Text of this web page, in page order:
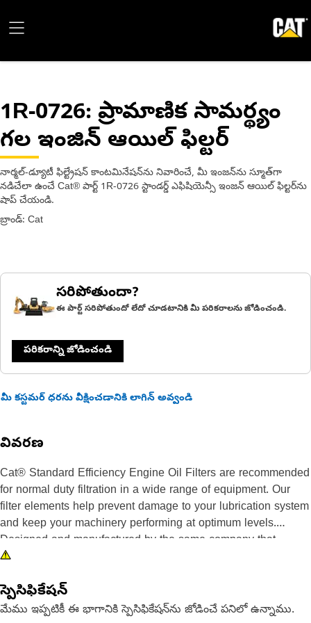
1R-0726: ప్రామాణిక సామర్థ్యం
గల ఇంజిన్ ఆయిల్ ఫిల్టర్
నార్మల్-డ్యూటీ ఫిల్ట్రేషన్ కాంటమినేషన్‌ను నివారించే, మీ ఇంజన్‌ను స్మూత్‌గా
నడిచేలా ఉంచే Cat® పార్ట్ 1R-0726 స్టాండర్డ్ ఎఫిషియెన్సీ ఇంజన్ ఆయిల్ ఫిల్టర్‌ను
షాప్ చేయండి.
బ్రాండ్: Cat
సరిపోతుందా?
ఈ పార్ట్ సరిపోతుందో లేదో చూడటానికి మీ పరికరాలను జోడించండి.
పరికరాన్ని జోడించండి
మీ కస్టమర్ ధరను వీక్షించడానికి లాగిన్ అవ్వండి
వివరణ
Cat® Standard Efficiency Engine Oil Filters are recommended
for normal duty filtration in a wide range of equipment. Our
filter elements help prevent damage to your lubrication system
and keep your machinery performing at optimum levels.
Designed and manufactured by the same company that
makes your Cat iron, we are committed to the long-term
filters use fiberglass spiral roving and acrylic beads to keep
filter media pleats from flexing as fluid travels through the
స్పెసిఫికేషన్
మేము ఇప్పటికీ ఈ భాగానికి స్పెసిఫికేషన్‌ను జోడించే పనిలో ఉన్నాము.